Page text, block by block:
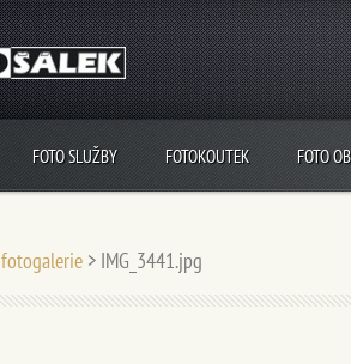
FOTO SLUŽBY FOTOKOUTEK FOTO
fotogalerie > IMG_3441.jpg